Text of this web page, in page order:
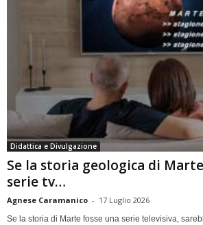
Didattica e Divulgazione
Se la storia geologica di
serie tv…
Agnese Caramanico - 17 Luglio 2026
Se la storia di Marte fosse una serie televisiva,